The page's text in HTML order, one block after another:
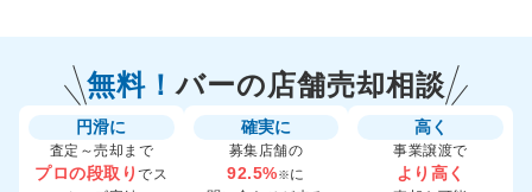
無料！バーの店舗売却相談
円滑に
査定～売却まで
プロの段取りでス
確実に
募集店舗の
92.5%※に
高く
事業譲渡で
より高く